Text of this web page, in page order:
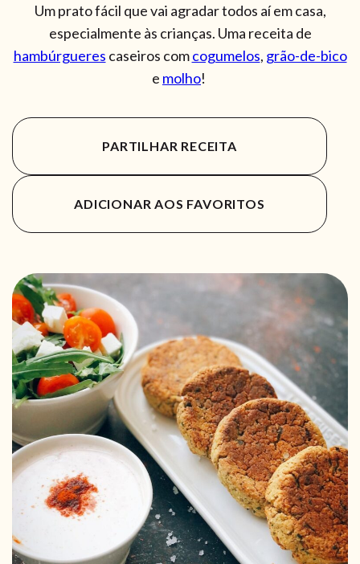
Um prato fácil que vai agradar todos aí em casa,
especialmente às crianças. Uma receita de
hambúrgueres caseiros comcogumelos, grão-de-bico
e molho!
PARTILHAR RECEITA
ADICIONAR AOS FAVORITOS